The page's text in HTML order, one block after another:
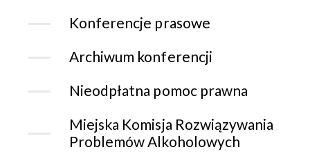
Konferencje prasowe
Archiwum konferencji
Nieodpłatna pomoc prawna
Miejska Komisja Rozwiązywania
Problemów Alkoholowych